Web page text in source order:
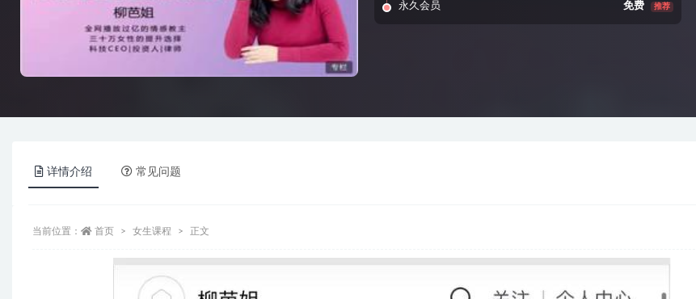
永久会员 免费 推荐
详情介绍 常见问题
当前位置： 首页 女生课程 正文